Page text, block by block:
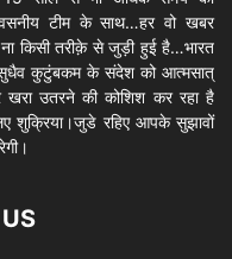
टीम के साथ…हर वो खबर
किसी तरीक़े से जुड़ी हुई है…भारत
वसुधैव कुटुंबकम के संदेश को आत्मसात्
खरा उतरने की कोशिश कर रहा है
रहिए आपके सुझावों